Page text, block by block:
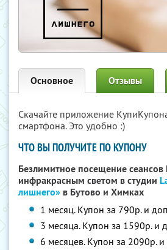
Основное Отзывы
Скачайте приложение
смартфона. Это удобно :)
ЧТО ВЫ ПОЛУЧИТЕ ПО КУПОНУ
Безлимитное посещение
инфракрасным светом в студии
лишнего» в Бутово и Химках
1 месяц. Купон за 790р. и
3 месяца. Купон за 1590р. и
6 месяцев. Купон за 2090р.